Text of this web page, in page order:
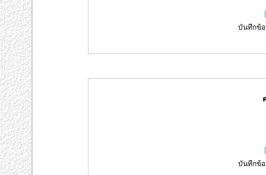
บันทึกข้อ
บันทึกข้อ